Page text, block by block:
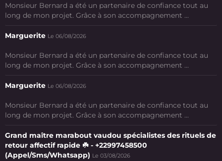
Monsieur Bernard a été un partenaire de confiance tout au
long de mon projet. Grâce à son accompagnement ...
Marguerite Le 06/08/2026
Monsieur Bernard a été un partenaire de confiance tout au
long de mon projet. Grâce à son accompagnement ...
Marguerite Le 06/08/2026
Monsieur Bernard a été un partenaire de confiance tout au
long de mon projet. Grâce à son accompagnement ...
Grand maître marabout vaudou spécialistes des rituels de
retour affectif rapide ☘️ - +22997458500
(Appel/Sms/Whatsapp) Le 03/08/2026